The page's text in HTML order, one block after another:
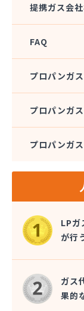
松本ガス商事
松本シェル
松本シェル
松本プロパン
松本事業株式
上田広域LP
城南高沢ガス
信濃ガス協
神津燃料
斉藤商店
千曲通商株式
早武商店
大島屋酒店
大澤燃料店
竹内六男
中央石油株式
中央物産株式
提携ガス会
FAQ
プロパンガ
プロパンガ
プロパンガ
LPガ
が行
ガス
果的